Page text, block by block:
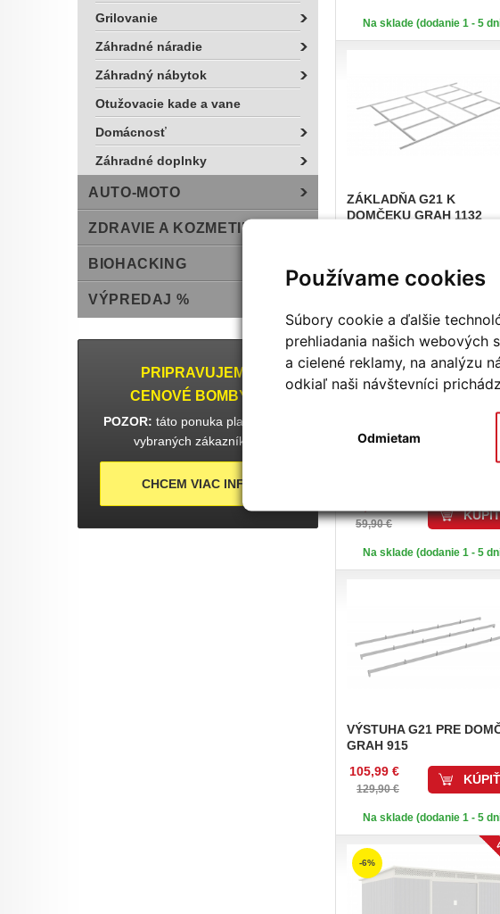
Používame cookies
Súbory cookie a ďalšie
prehliadania našich webových
a cielené reklamy, na analýzu
odkiaľ naši návštevníci
Odmietam
Na sklade (dodanie 1 - 5
ZÁKLADŇAG21 K
DOMČEKU GRAH 1132
Na sklade (dodanie 1 - 5 dní)
G21 PRE
59,90 €
KÚPIŤ
Na sklade (dodanie 1 - 5
VÝSTUHAG21 PRE
GRAH 915
105,99 €
129,90 €
KÚPIŤ
Na sklade (dodanie 1 - 5
-6%
Grilovanie
Záhradné náradie
Záhradný nábytok
Otužovacie kade a vane
Domácnosť
Záhradné doplnky
AUTO-MOTO
ZDRAVIE A KOZMETIKA
BIOHACKING
VÝPREDAJ %
PRIPRAVUJEME
CENOVÉ BOMBY :-)
POZOR: táto ponuka platí len pre
vybraných zákazníkov!
CHCEM VIAC INFO